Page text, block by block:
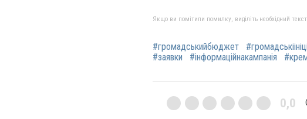
Якщо ви помітили помилку, виділіть необхідний
#громадськийбюджет
#заявки
#інформаційнакампанія
0,0